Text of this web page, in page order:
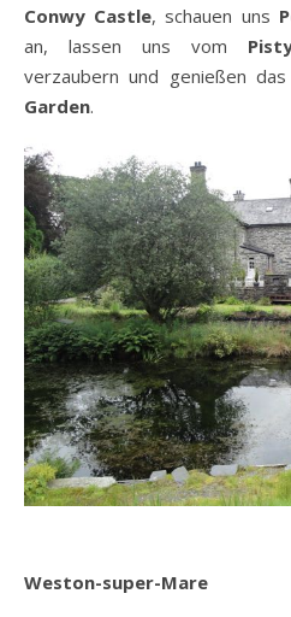
Conwy Castle, schauen uns
an, lassen uns vom
verzaubern und genießen
Garden.
Weston-super-Mare